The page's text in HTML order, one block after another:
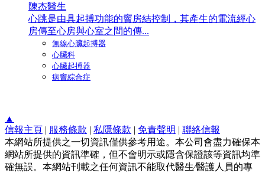
陳杰醫生
心跳是由具起搏功能的竇房結控制，其產生的電流經心
房傳至心房與心室之間的傳...
無線心臟起搏器
心臟科
心臟起搏器
病竇綜合症
▲
信報主頁 | 服務條款 | 私隱條款 | 免責聲明 | 聯絡信報
本網站所提供之一切資訊僅供參考用途。本公司會盡力確保本
網站所提供的資訊準確，但不會明示或隱含保證該等資訊均準
確無誤。本網站刊載之任何資訊不能取代醫生∕醫護人員的專